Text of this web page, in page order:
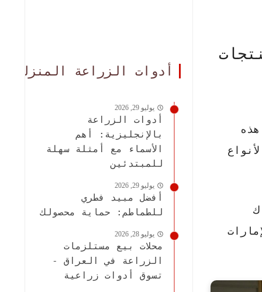
أدوات الزراعة المنزلية
يوليو 29, 2026
أدوات الزراعة
بالإنجليزية: أهم
الأسماء مع أمثلة سهلة
للمبتدئين
يوليو 29, 2026
أفضل مبيد فطري
للطماطم: حماية محصولك
يوليو 28, 2026
محلات بيع مستلزمات
الزراعة في العراق -
تسوق أدوات زراعية